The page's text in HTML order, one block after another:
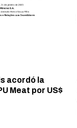
acordó la
Meat por US$